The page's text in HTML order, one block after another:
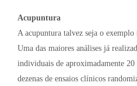
Acupuntura
A acupuntura talvez seja o exemplo
Uma das maiores análises já
individuais de aproximadamente
dezenas de ensaios clínicos